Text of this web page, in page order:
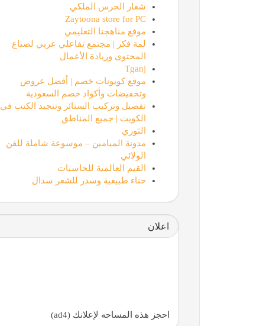
شعار الحرس الملكي
Zaytoona store for PC
موقع مناهجنا التعليمي
لمة فكر | مجتمع تفاعلي عربي لصناع
المحتوى وريادة الأعمال
Tganj
موقع كوبونات خصم | أفضل عروض
وتخفيضات وأكواد خصم السعودية
تفصيل وتركيب الستائر وتنجيد الكنب في
الكويت | جميع المناطق
الثوري
مدونة الميامين – موسوعة شاملة للفن
الولائي
القيم العالمية للحاسبات
حناء طبيعية وسدر للشعر سدال
اعلان
احجز هذه المساحه لإعلانك (ad4)